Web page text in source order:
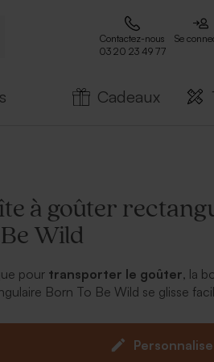
Contactez-nous
03 20 23 49 77
Se
Cadeaux
à goûter
Wild
pour transporter le goûter, la
Born To Be Wild se glisse
à goûter de couleur verte est
de léopard. Elle conviendra